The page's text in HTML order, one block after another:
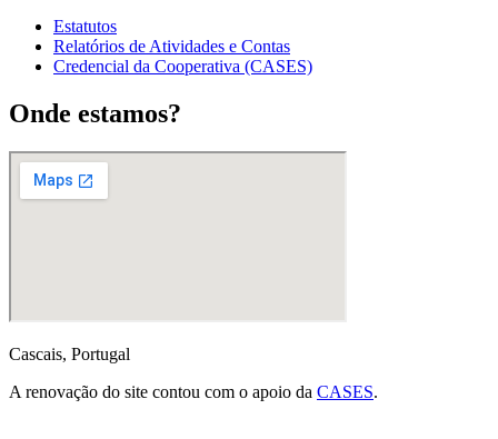
Estatutos
Relatórios de Atividades e Contas
Credencial da Cooperativa (CASES)
Onde estamos?
Cascais, Portugal
A renovação do site contou com o apoio da CASES.